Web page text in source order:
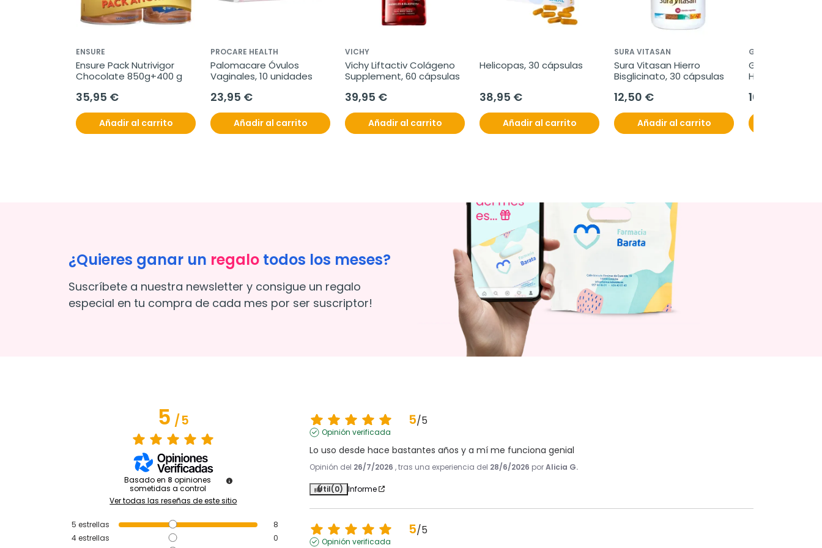
ENSURE
Ensure Pack Nutrivigor
Chocolate 850g+400 g
35,95 €
Añadir al carrito
PROCARE HEALTH
Palomacare Óvulos
Vaginales, 10 unidades
23,95 €
Añadir al carrito
VICHY
Vichy Liftactiv Colágeno
Supplement, 60 cápsulas
39,95 €
Añadir al carrito
Helicopas, 30 cápsulas
38,95 €
Añadir al carrito
SURA VITASAN
Sura Vitasan Hierro
Bisglicinato, 30 cápsulas
12,50 €
Añadir al carrito
GREEN CORNERSS
Green
Hidratante de
16,90 €
¿Quieres ganar un regalo todos los meses?
Suscríbete a nuestra newsletter y consigue un regalo
especial en tu compra de cada mes por ser suscriptor!
5/5
Basado en 8 opiniones
sometidas a control
Ver todas las reseñas de este sitio
5 estrellas
8
4estrellas
0
5/5
Opinión verificada
Lo uso desde hace bastantes años y a mí me funciona genial
Opinión del 26/7/2026 , tras una experiencia del 28/6/2026 porAlicia G.
Útil(0) Informe
5/5
Opinión verificada